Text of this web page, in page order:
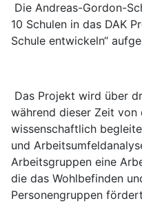
Die Andreas-Gordon-
10 Schulen in das DAK
Schule entwickeln“
Das Projekt wird über
während dieser Zeit
wissenschaftlich
und
Arbeitsgruppen eine
die das Wohlbefinden
Personengruppen